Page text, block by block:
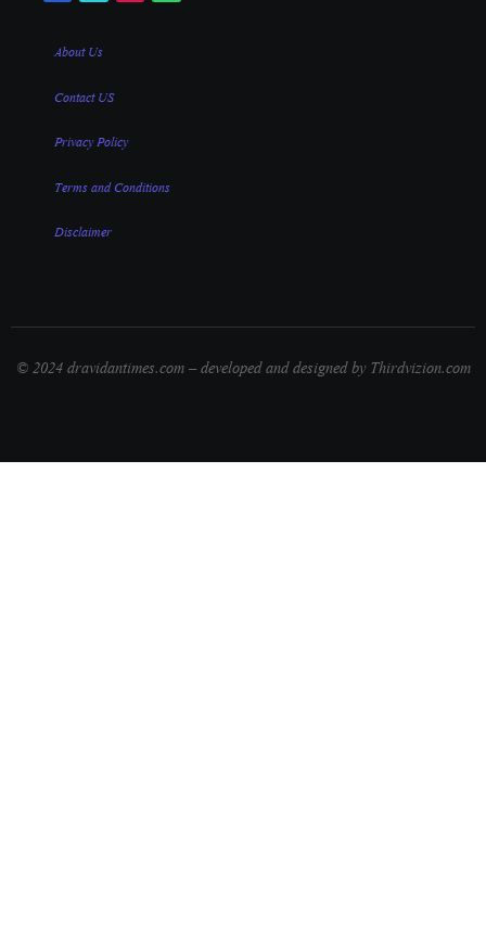
About Us
Contact US
Privacy Policy
Terms and Conditions
Disclaimer
© 2024 dravidantimes.com – developed and designed by Thirdvizion.com